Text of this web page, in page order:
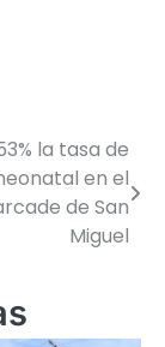
la tasa de
en el
de San
Miguel